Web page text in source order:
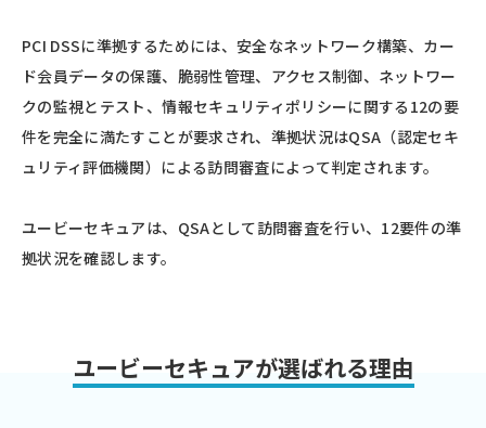
PCI DSSに準拠するためには、安全なネットワーク構築、カー
ド会員データの保護、脆弱性管理、アクセス制御、ネットワー
クの監視とテスト、情報セキュリティポリシーに関する12の要
件を完全に満たすことが要求され、準拠状況はQSA（認定セキ
ュリティ評価機関）による訪問審査によって判定されます。
ユービーセキュアは、QSAとして訪問審査を行い、12要件の準
拠状況を確認します。
ユービーセキュアが選ばれる理由